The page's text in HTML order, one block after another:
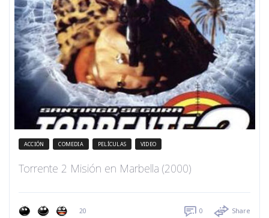
ACCIÓN COMEDIA PELÍCULAS VIDEO
Torrente 2 Misión en Marbella (2000)
20 0 Share